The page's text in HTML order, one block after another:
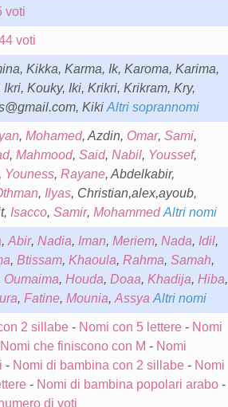
voti
voti
Kikka, Karma, Ik, Karoma, Karima,
Kouky, Iki, Krikri, Krikram, Kry,
Kiki Altri soprannomi
, Mohamed, Azdin, Omar, Sami,
, Mahmood, Said, Nabil, Youssef,
Youness, Rayane, Abdelkabir,
, Ilyas, Christian,alex,ayoub,
Isacco, Samir, Mohammed Altri nomi
, Abir, Nadia, Iman, Meriem, Nada, Idil,
, Btissam, Khaoula, Rahma, Samah,
Oumaima, Houda, Doaa, Khadija, Hiba,
, Fatine, Mounia, Assya Altri nomi
2 sillabe- Nomi con 5 lettere- Nomi
Nomi che finiscono con M - Nomi
- Nomi di bambina con 2 sillabe- Nomi
- Nomi di bambina popolari arabo-
di voti